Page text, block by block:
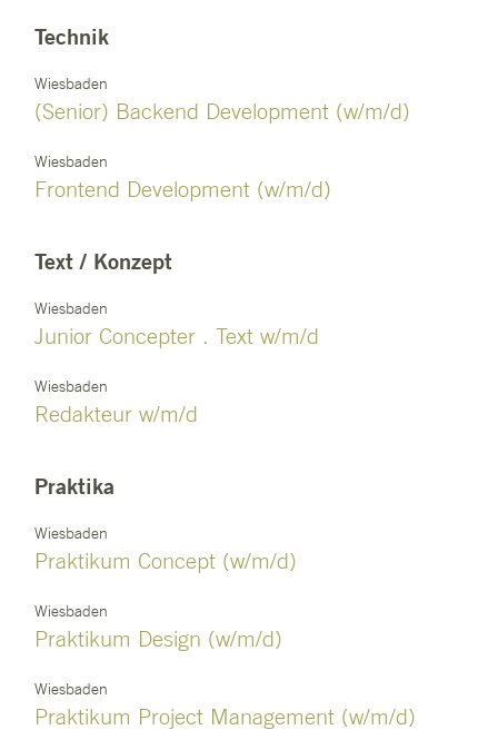
Technik
Wiesbaden
(Senior) Backend Development (w/m/d)
Wiesbaden
Frontend Development (w/m/d)
Text / Konzept
Wiesbaden
Junior Concepter . Text w/m/d
Wiesbaden
Redakteur w/m/d
Praktika
Wiesbaden
Praktikum Concept (w/m/d)
Wiesbaden
Praktikum Design (w/m/d)
Wiesbaden
Praktikum Project Management (w/m/d)